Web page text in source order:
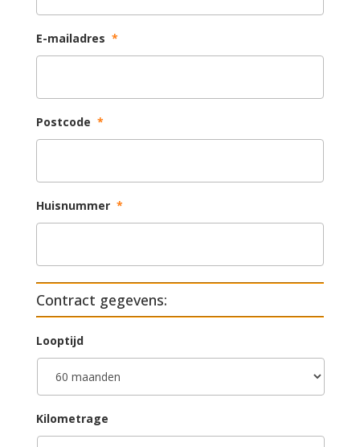
E-mailadres *
Postcode *
Huisnummer *
Contract gegevens:
Looptijd
Kilometrage